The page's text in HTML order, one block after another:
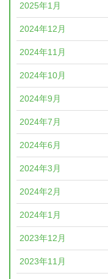
2025年1月
2024年12月
2024年11月
2024年10月
2024年9月
2024年7月
2024年6月
2024年3月
2024年2月
2024年1月
2023年12月
2023年11月